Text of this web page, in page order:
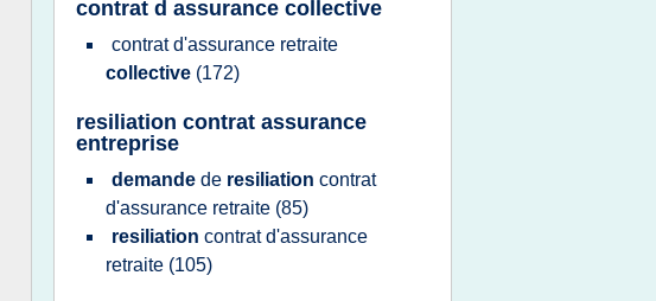
contrat d assurance collective
contrat d'assurance retraite
collective (172)
resiliation contrat assurance
entreprise
demande de resiliation contrat
d'assurance retraite (85)
resiliation contrat d'assurance
retraite (105)